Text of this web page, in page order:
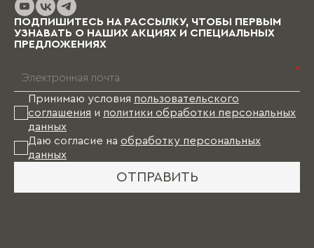
ПОДПИШИТЕСЬ НА РАССЫЛКУ, ЧТОБЫ ПЕРВЫМ
УЗНАВАТЬ О НАШИХ АКЦИЯХ И СПЕЦИАЛЬНЫХ
ПРЕДЛОЖЕНИЯХ
*
Принимаю условия пользовательского
соглашения и политики обработки персональных
данных
Даю согласие на обработку персональных
данных
ОТПРАВИТЬ